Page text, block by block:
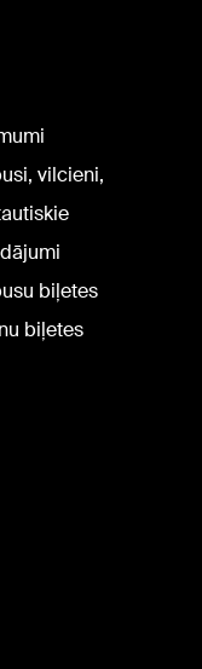
vilcieni,
biļetes
biļetes